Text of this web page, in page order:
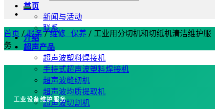
首页
新闻与活动
联系
介绍
超声产品
超声波塑料焊接机
手持式超声波塑料焊接机
超声波缝纫机
超声波均质提取机
超声波切割机
首页 / 服务 / 维修 · 保养 / 工业用分切机和切纸机清洁维护服
务
工业设备维护服务